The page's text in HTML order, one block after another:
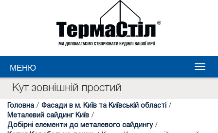
МЕНЮ
Кут зовнішній простий
Головна / Фасади в м. Київ та Київській області /
Металевий сайдинг Київ /
Добірні елементи до металевого сайдингу /